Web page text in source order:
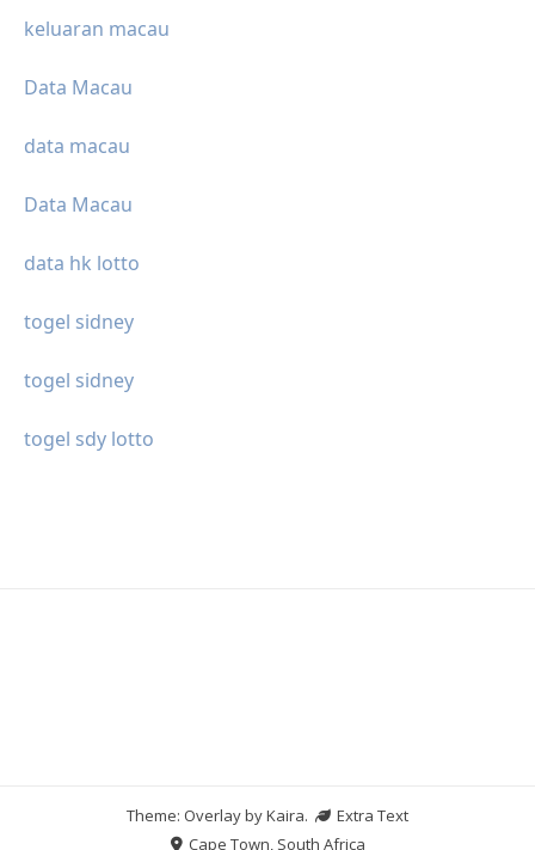
keluaran macau
Data Macau
data macau
Data Macau
data hk lotto
togel sidney
togel sidney
togel sdy lotto
Theme: Overlay byKaira.
Extra Text
Cape Town, South Africa